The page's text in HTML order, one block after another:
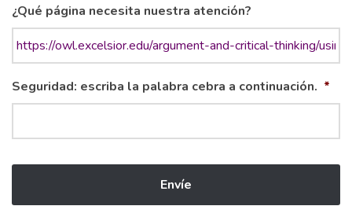
¿Qué página necesita nuestra atención?
Seguridad: escriba la palabra cebra a continuación. *